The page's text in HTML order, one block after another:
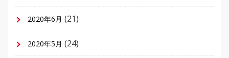
2020年6月 (21)
2020年5月 (24)